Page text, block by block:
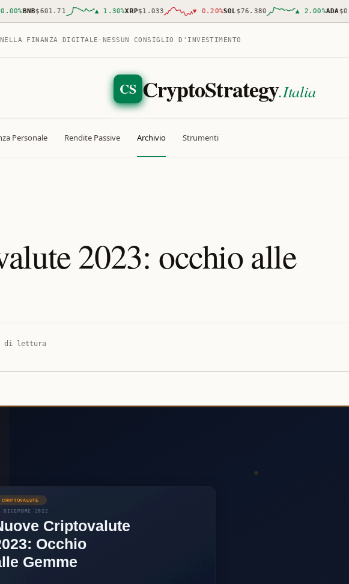
% BNB$601.71 ▲ 1.30 % XRP$1.033 ▼ 0.20% SOL$76.380 ▲ 2.00% ADA
FINANZA DIGITALE · NESSUN CONSIGLIO D'INVESTIMENTO
CS CryptoStrategy.Italia
Personale Rendite Passive Archivio Strumenti
2023: occhio alle
di lettura